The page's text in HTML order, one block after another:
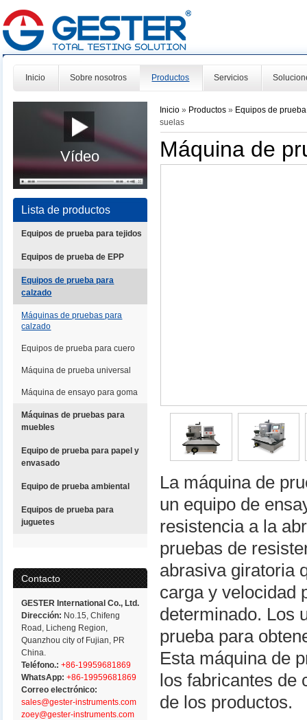
Inicio Sobre nosotros Productos Servicios
Vídeo
Lista de productos
Equipos de prueba para tejidos
Equipos de prueba de EPP
Equipos de prueba para
calzado
Máquinas de pruebas para
calzado
Equipos de prueba para cuero
Máquina de prueba universal
Máquina de ensayo para goma
Máquinas de pruebas para
muebles
Equipo de prueba para papel y
envasado
Equipo de prueba ambiental
Equipos de prueba para
juguetes
Contacto
GESTER International Co., Ltd.
Dirección: No.15, Chifeng
Road, Licheng Region,
Quanzhou city of Fujian, PR
China.
Teléfono.: +86-19959681869
WhatsApp: +86-19959681869
Correo electrónico:
sales@gester-instruments.com
zoey@gester-instruments.com
Inicio » Productos» Equipos de
suelas
Máquina de
La máquina de
un equipo de
resistencia a la
pruebas de
abrasiva giratoria
carga y velocidad
determinado. Los
prueba para
Esta máquina de
los fabricantes
de los productos.